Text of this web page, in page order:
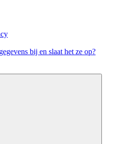
bij en slaat het ze op?